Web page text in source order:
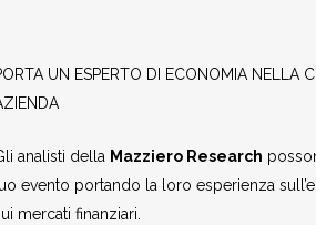
UN ESPERTO DI ECONOMIA NELLA
analisti della Mazziero Research
evento portando la loro esperienza
mercati finanziari.